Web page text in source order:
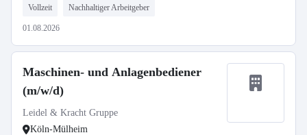
Vollzeit Nachhaltiger Arbeitgeber
01.08.2026
Maschinen- und Anlagenbediener
(m/w/d)
Leidel & Kracht Gruppe
Köln-Mülheim